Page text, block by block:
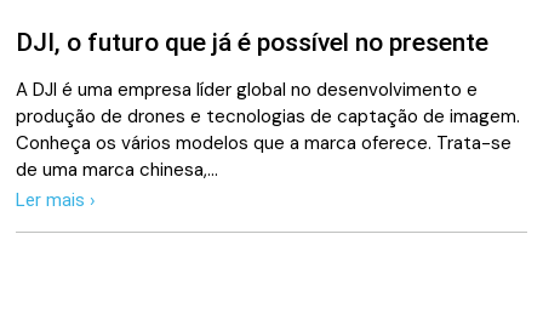
DJI, o futuro que já é possível no presente
A DJI é uma empresa líder global no desenvolvimento e
produção de drones e tecnologias de captação de imagem.
Conheça os vários modelos que a marca oferece. Trata-se
de uma marca chinesa,…
Ler mais ›